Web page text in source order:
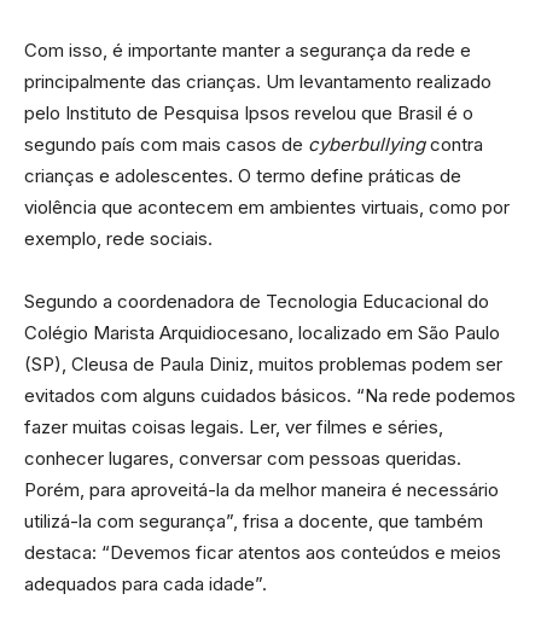
Com isso, é importante manter a segurança da rede e
principalmente das crianças. Um levantamento realizado
pelo Instituto de Pesquisa Ipsos revelou que Brasil é o
segundo país com mais casos de cyberbullyingcontra
crianças e adolescentes. O termo define práticas de
violência que acontecem em ambientes virtuais, como por
exemplo, rede sociais.
Segundo a coordenadora de Tecnologia Educacional do
Colégio Marista Arquidiocesano, localizado em São Paulo
(SP), Cleusa de Paula Diniz, muitos problemas podem ser
evitados com alguns cuidados básicos. “Na rede podemos
fazer muitas coisas legais. Ler, ver filmes e séries,
conhecer lugares, conversar com pessoas queridas.
Porém, para aproveitá-la da melhor maneira é necessário
utilizá-la com segurança”, frisa a docente, que também
destaca: “Devemos ficar atentos aos conteúdos e meios
adequados para cada idade”.